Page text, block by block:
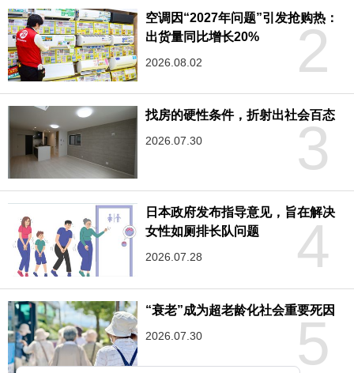
2
空调因“2027年问题”引发抢购热：
出货量同比增长20%
2026.08.02
3
找房的硬性条件，折射出社会百态
2026.07.30
4
日本政府发布指导意见，旨在解决
女性如厕排长队问题
2026.07.28
5
“衰老”成为超老龄化社会重要死因
2026.07.30